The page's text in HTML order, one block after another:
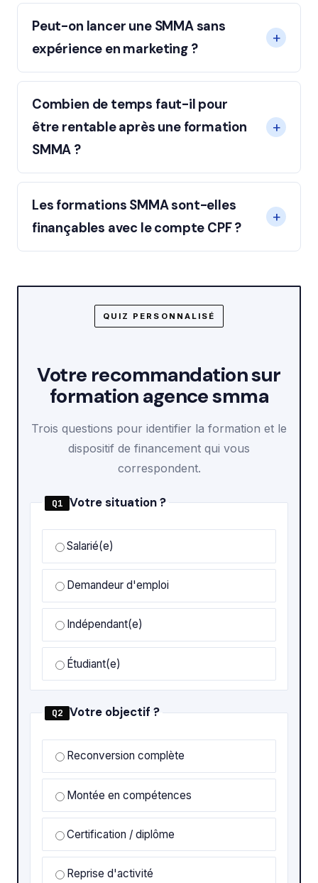
Peut-on lancer une SMMA sans
expérience en marketing ?
Combien de temps faut-il pour
être rentable après une formation
SMMA ?
Les formations SMMA sont-elles
finançables avec le compte CPF ?
QUIZ PERSONNALISÉ
Votre recommandation sur
formation agence smma
Trois questions pour identifier la formation et le
dispositif de financement qui vous
correspondent.
Q1 Votre situation ?
Salarié(e)
Demandeur d'emploi
Indépendant(e)
Étudiant(e)
Q2 Votre objectif ?
Reconversion complète
Montée en compétences
Certification / diplôme
Reprise d'activité